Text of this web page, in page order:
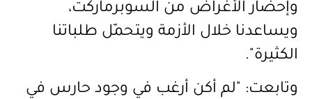
وإحضار الأغراض من السوبرماركت،
ويساعدنا خلال الأزمة ويتحمّل طلباتنا
الكثيرة".
وتابعت: "لم أكن أرغب في وجود حارس في